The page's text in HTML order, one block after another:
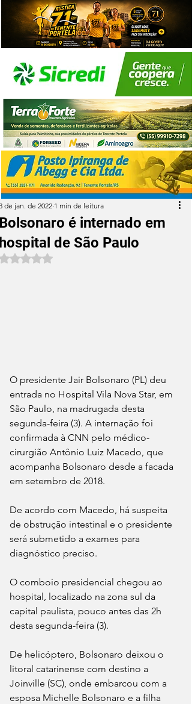
é internado em
de São Paulo
de jan. de 2022 1 min de leitura
Avaliado com NaN de 5 estrelas.
O presidente Jair Bolsonaro (PL) deu
entrada no Hospital Vila Nova Star, em
São Paulo, na madrugada desta
segunda-feira (3). A internação foi
confirmada à CNN pelo médico-
cirurgião Antônio Luiz Macedo, que
acompanha Bolsonaro desde a facada
em setembro de 2018.
De acordo com Macedo, há suspeita
de obstrução intestinal e o presidente
será submetido a exames para
diagnóstico preciso.
O comboio presidencial chegou ao
hospital, localizado na zona sul da
capital paulista, pouco antes das 2h
desta segunda-feira (3).
De helicóptero, Bolsonaro deixou o
litoral catarinense com destino a
Joinville (SC), onde embarcou com a
esposa Michelle Bolsonaro e a filha